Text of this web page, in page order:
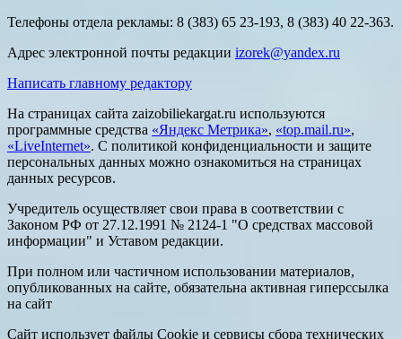
Телефоны отдела рекламы: 8 (383) 65 23-193, 8 (383) 40 22-363.
Адрес электронной почты редакции izorek@yandex.ru
Написать главному редактору
На страницах сайта zaizobiliekargat.ru используются
программные средства «Яндекс Метрика», «top.mail.ru»,
«LiveInternet». С политикой конфиденциальности и защите
персональных данных можно ознакомиться на страницах
данных ресурсов.
Учредитель осуществляет свои права в соответствии с
Законом РФ от 27.12.1991 № 2124-1 "О средствах массовой
информации" и Уставом редакции.
При полном или частичном использовании материалов,
опубликованных на сайте, обязательна активная гиперссылка
на сайт
Сайт использует файлы Cookie и сервисы сбора технических